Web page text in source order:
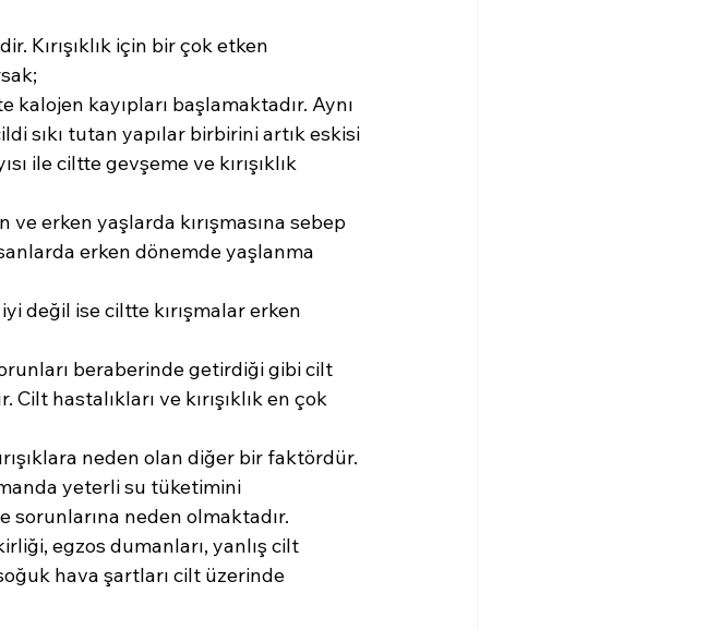
Kırışıklık için bir çok etken
kayıpları başlamaktadır. Aynı
sıkı tutan yapılar birbirini artık eskisi
ile ciltte gevşeme ve kırışıklık
ve erken yaşlarda kırışmasına sebep
erken dönemde yaşlanma
değil ise ciltte kırışmalar erken
beraberinde getirdiği gibi cilt
hastalıkları ve kırışıklık en çok
neden olan diğer bir faktördür.
yeterli su tüketimini
sorunlarına neden olmaktadır.
egzos dumanları, yanlış cilt
hava şartları cilt üzerinde